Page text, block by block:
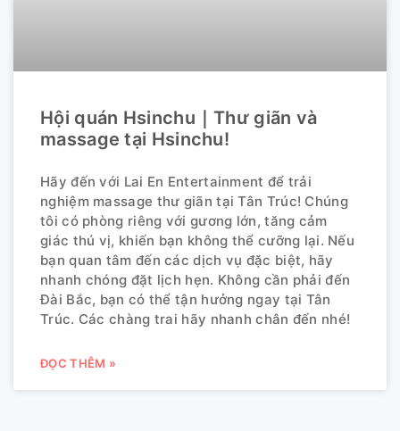
Hội quán Hsinchu｜Thư giãn và
massage tại Hsinchu!
Hãy đến với Lai En Entertainment để trải
nghiệm massage thư giãn tại Tân Trúc! Chúng
tôi có phòng riêng với gương lớn, tăng cảm
giác thú vị, khiến bạn không thể cưỡng lại. Nếu
bạn quan tâm đến các dịch vụ đặc biệt, hãy
nhanh chóng đặt lịch hẹn. Không cần phải đến
Đài Bắc, bạn có thể tận hưởng ngay tại Tân
Trúc. Các chàng trai hãy nhanh chân đến nhé!
ĐỌC THÊM »